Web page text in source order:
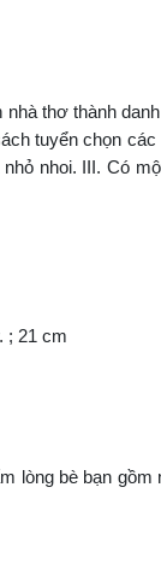
thơ thành
tuyển chọn
nhoi. III. Có
; 21 cm
lòng bè bạn